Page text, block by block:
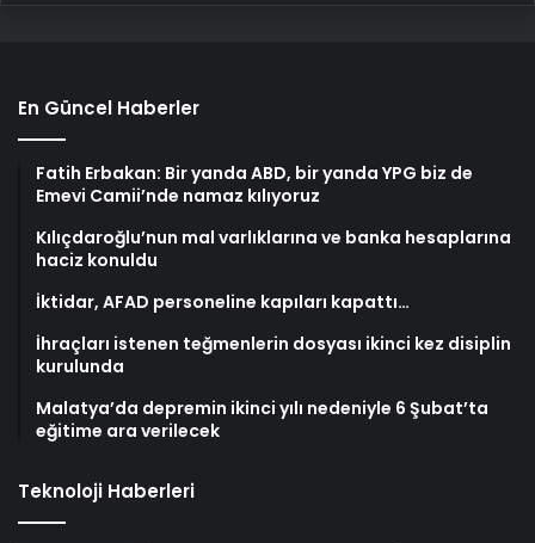
En Güncel Haberler
Fatih Erbakan: Bir yanda ABD, bir yanda YPG biz de
Emevi Camii’nde namaz kılıyoruz
Kılıçdaroğlu’nun mal varlıklarına ve banka hesaplarına
haciz konuldu
İktidar, AFAD personeline kapıları kapattı…
İhraçları istenen teğmenlerin dosyası ikinci kez disiplin
kurulunda
Malatya’da depremin ikinci yılı nedeniyle 6 Şubat’ta
eğitime ara verilecek
Teknoloji Haberleri